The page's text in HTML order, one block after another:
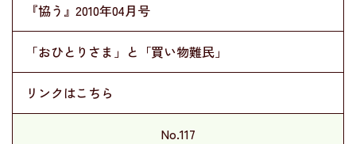
『協う』2010年04月号
「おひとりさま」と「買い物難民」
リンクはこちら
No.117